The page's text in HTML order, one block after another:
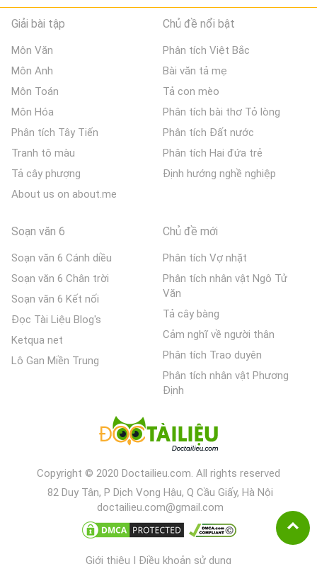
Giải bài tập
Môn Văn
Môn Anh
Môn Toán
Môn Hóa
Phân tích Tây Tiến
Tranh tô màu
Tả cây phượng
About us on about.me
Chủ đề nổi bật
Phân tích Việt Bắc
Bài văn tả mẹ
Tả con mèo
Phân tích bài thơ Tỏ lòng
Phân tích Đất nước
Phân tích Hai đứa trẻ
Định hướng nghề nghiệp
Soạn văn 6
Soạn văn 6 Cánh diều
Soạn văn 6 Chân trời
Soạn văn 6 Kết nối
Đọc Tài Liệu Blog's
Ketqua net
Lô Gan Miền Trung
Chủ đề mới
Phân tích Vợ nhặt
Phân tích nhân vật Ngô Tử
Văn
Tả cây bàng
Cảm nghĩ về người thân
Phân tích Trao duyên
Phân tích nhân vật Phương
Định
Copyright © 2020 Doctailieu.com. All rights reserved
82 Duy Tân, P Dịch Vọng Hậu, Q Cầu Giấy, Hà Nội
doctailieu.com@gmail.com
Giới thiệu | Điều khoản sử dụng